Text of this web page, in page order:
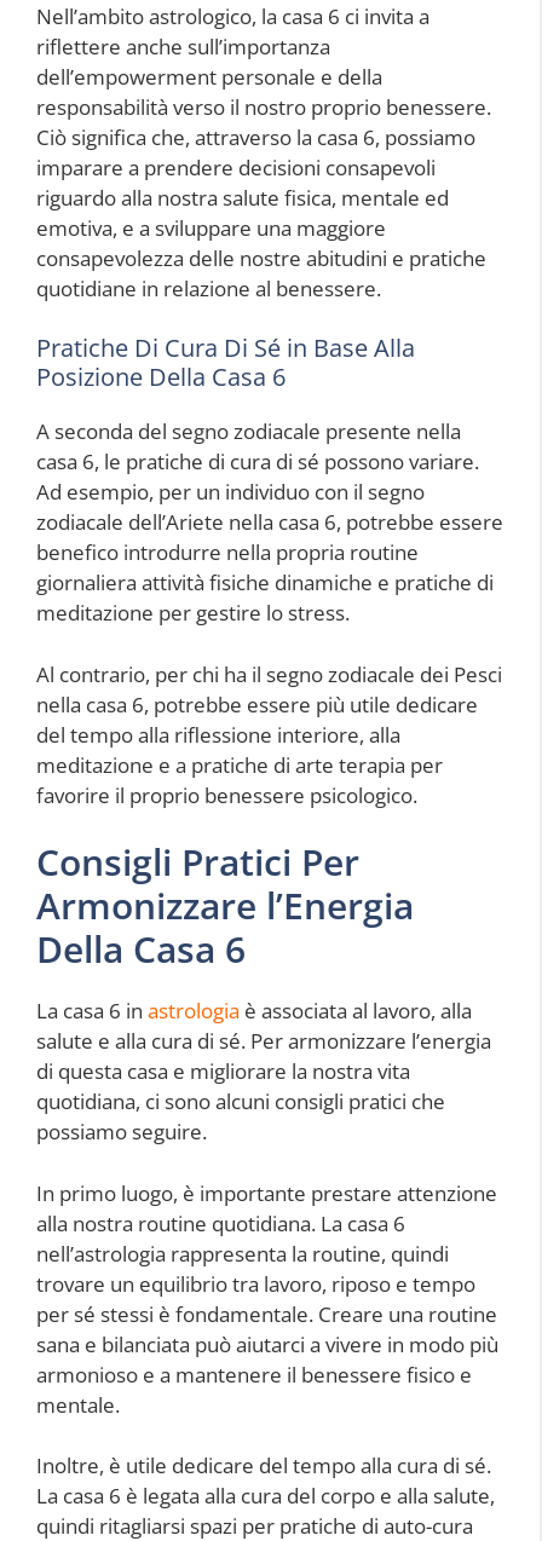
Nell’ambito astrologico, la casa 6 ci invita a
riflettere anche sull’importanza
dell’empowerment personale e della
responsabilità verso il nostro proprio benessere.
Ciò significa che, attraverso la casa 6, possiamo
imparare a prendere decisioni consapevoli
riguardo alla nostra salute fisica, mentale ed
emotiva, e a sviluppare una maggiore
consapevolezza delle nostre abitudini e pratiche
quotidiane in relazione al benessere.
Pratiche Di Cura Di Sé in Base Alla
Posizione Della Casa 6
A seconda del segno zodiacale presente nella
casa 6, le pratiche di cura di sé possono variare.
Ad esempio, per un individuo con il segno
zodiacale dell’Ariete nella casa 6, potrebbe essere
benefico introdurre nella propria routine
giornaliera attività fisiche dinamiche e pratiche di
meditazione per gestire lo stress.
Al contrario, per chi ha il segno zodiacale dei Pesci
nella casa 6, potrebbe essere più utile dedicare
del tempo alla riflessione interiore, alla
meditazione e a pratiche di arte terapia per
favorire il proprio benessere psicologico.
Consigli Pratici Per
Armonizzare l’Energia
Della Casa 6
La casa 6 in astrologia è associata al lavoro, alla
salute e alla cura di sé. Per armonizzare l’energia
di questa casa e migliorare la nostra vita
quotidiana, ci sono alcuni consigli pratici che
possiamo seguire.
In primo luogo, è importante prestare attenzione
alla nostra routine quotidiana. La casa 6
nell’astrologia rappresenta la routine, quindi
trovare un equilibrio tra lavoro, riposo e tempo
per sé stessi è fondamentale. Creare una routine
sana e bilanciata può aiutarci a vivere in modo più
armonioso e a mantenere il benessere fisico e
mentale.
Inoltre, è utile dedicare del tempo alla cura di sé.
La casa 6 è legata alla cura del corpo e alla salute,
quindi ritagliarsi spazi per pratiche di auto-cura